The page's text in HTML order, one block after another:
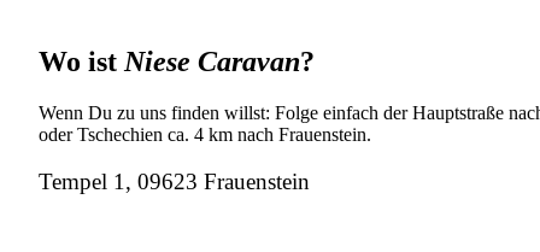
Wo istNiese Caravan?
Wenn Du zu uns finden willst: Folge einfach der Hauptstraße
oder Tschechien ca. 4 km nach Frauenstein.
Tempel 1, 09623 Frauenstein